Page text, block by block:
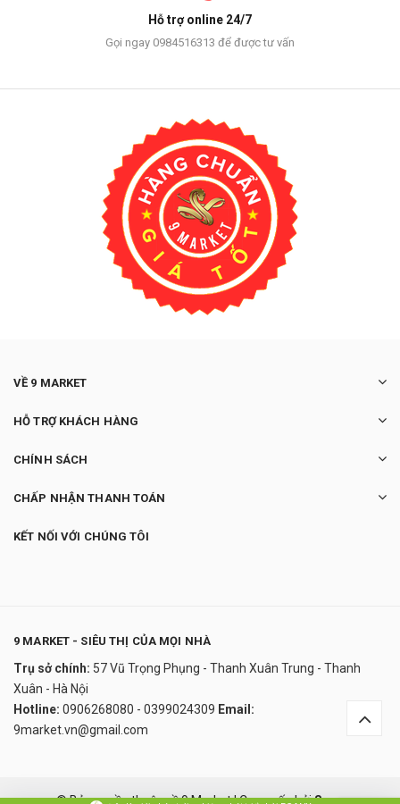
Hỗ trợ online 24/7
Gọi ngay 0984516313 để được tư vấn
VỀ 9 MARKET
HỖ TRỢ KHÁCH HÀNG
CHÍNH SÁCH
CHẤP NHẬN THANH TOÁN
KẾT NỐI VỚI CHÚNG TÔI
9 MARKET - SIÊU THỊ CỦA MỌI NHÀ
Trụ sở chính: 57 Vũ Trọng Phụng - Thanh Xuân Trung - Thanh
Xuân - Hà Nội
Hotline: 0906268080 - 0399024309 Email:
9market.vn@gmail.com
© Bản quyền thuộc về 9 Market|Cung cấp bởiSapo
Series 3000
790.000₫
Đây là giải pháp trải nghiệm phát triển bởi EGANY